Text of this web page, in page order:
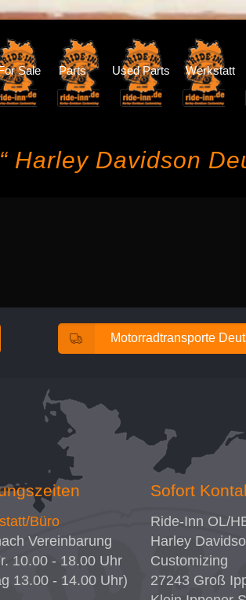
Sale Parts Used Parts Werkstatt
Harley Davidson
Motorradtransporte
Büro
Vereinbarung
10.00 - 18.00 Uhr
13.00 - 14.00 Uhr)
Sofort
Ride-Inn OL/
Harley
Customizing
27243 Groß